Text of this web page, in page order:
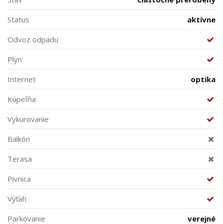
Status
aktívne
Odvoz odpadu
Plyn
Internet
optika
Kúpeľňa
Vykurovanie
Balkón
Terasa
Pivnica
Výťah
Parkovanie
verejné